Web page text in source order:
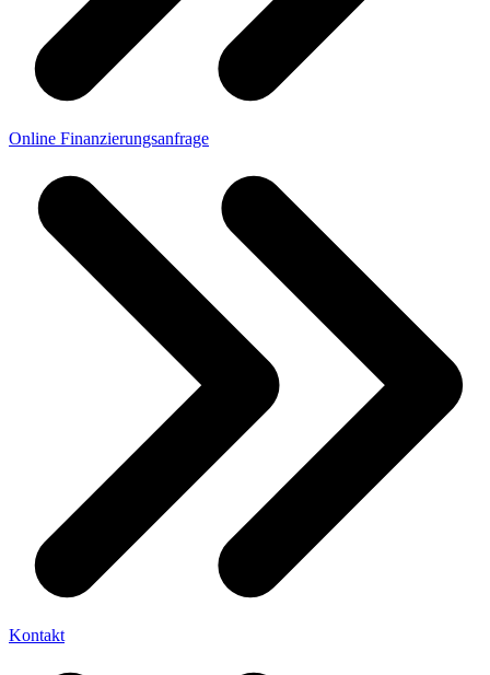
Online Finanzierungsanfrage
Kontakt